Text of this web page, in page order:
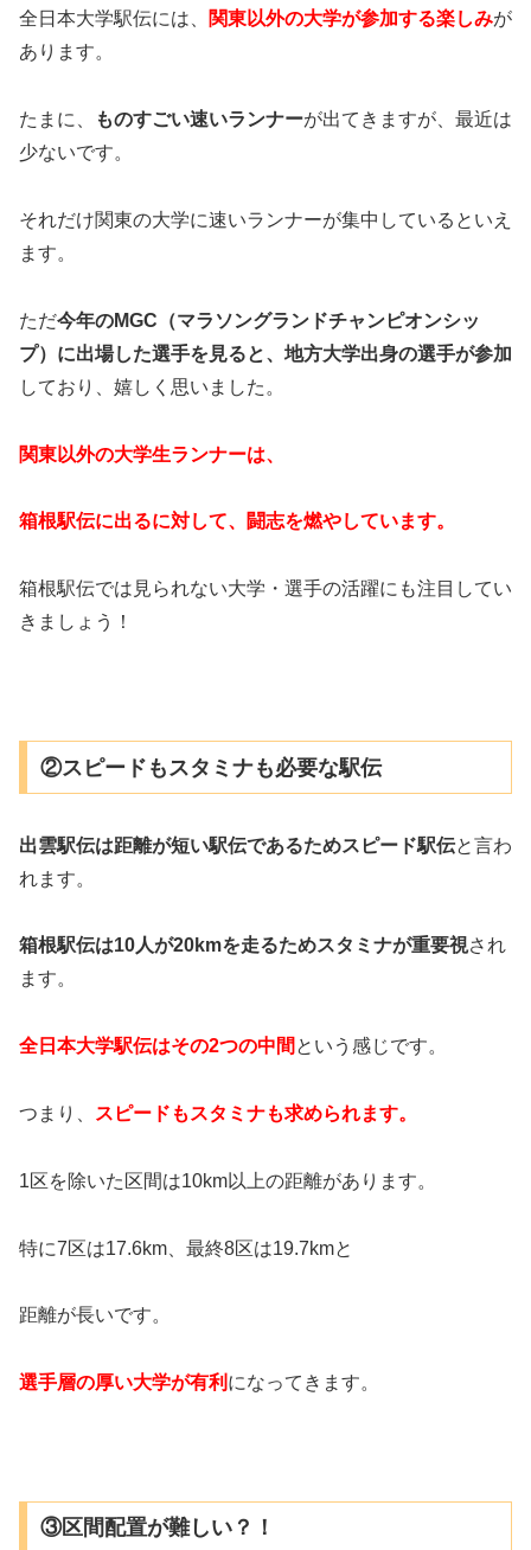
全日本大学駅伝には、 関東以外の大学が参加する楽しみが
あります。
たまに、 ものすごい速いランナーが出てきますが、最近は
少ないです。
それだけ関東の大学に速いランナーが集中しているといえ
ます。
ただ今年のMGC（マラソングランドチャンピオンシッ
プ）に出場した選手を見ると、地方大学出身の選手が参加
しており、嬉しく思いました。
関東以外の大学生ランナーは、
箱根駅伝に出るに対して、 闘志を燃やしています。
箱根駅伝では見られない大学・選手の活躍にも注目してい
きましょう！
②スピードもスタミナも必要な駅伝
出雲駅伝は距離が短い駅伝であるためスピード駅伝と言わ
れます。
箱根駅伝は10人が20kmを走るためスタミナが重要視され
ます。
全日本大学駅伝はその2つの中間 という感じです。
つまり、 スピードもスタミナも求められます。
1区を除いた区間は10km以上の距離があります。
特に7区は17.6km、最終8区は19.7kmと
距離が長いです。
選手層の厚い大学が有利 になってきます。
③区間配置が難しい？！